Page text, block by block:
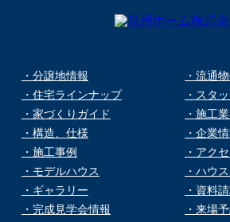
・分譲地情報
・住宅ラインナップ
・家づくりガイド
・構造、仕様
・施工事例
・モデルハウス
・ギャラリー
・完成見学会情報
・流通
・スタ
・施工
・企業
・アク
・ハウ
・資料
・来場